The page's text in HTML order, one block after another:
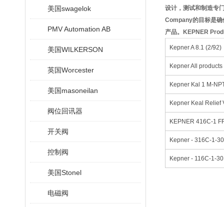
美国swagelok
PMV Automation AB
美国WILKERSON
英国Worcester
美国masoneilan
阀位回讯器
开关阀
控制阀
美国Stonel
电磁阀
设计，测试和制造专
Company的目标是确
产品。
KEPNER
Kepner A 8.1 (2/92)
Kepner All products
Kepner Kal 1 M-
Kepner Keal Relief
Kepner - 116C-1-